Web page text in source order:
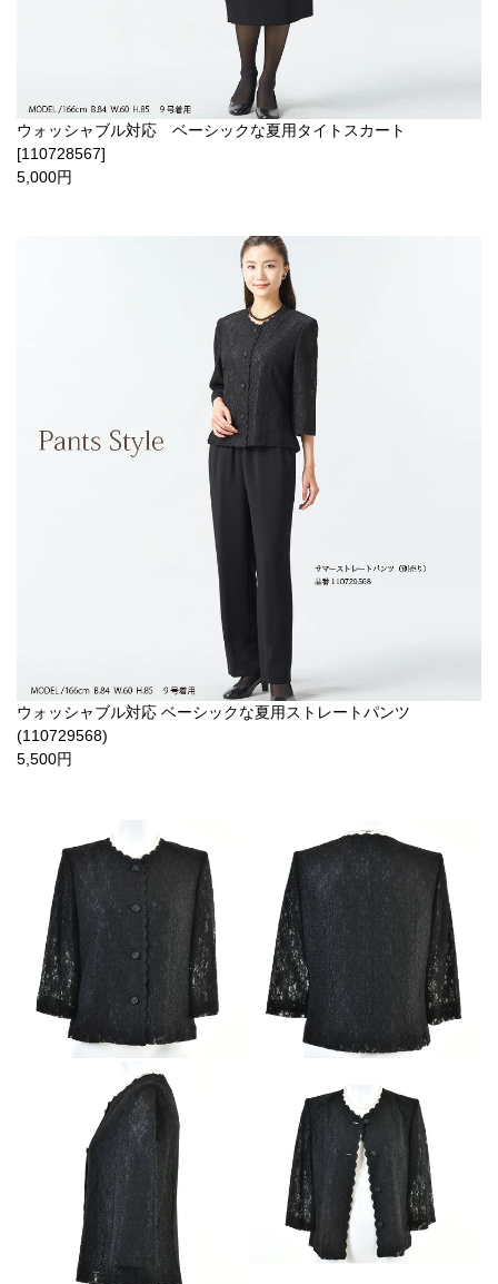
ウォッシャブル対応 ベーシックな夏用タイトスカート
[110728567]
5,000円
ウォッシャブル対応 ベーシックな夏用ストレートパンツ
(110729568)
5,500円